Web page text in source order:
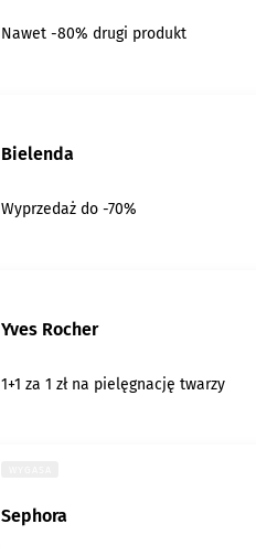
Nawet -80% drugi produkt
Bielenda
Wyprzedaż do -70%
Yves Rocher
1+1 za 1 zł na pielęgnację twarzy
Sephora